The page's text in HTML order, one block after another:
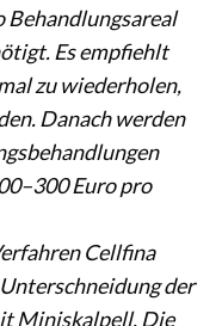
Behandlungsareal
Es empfiehlt
zu wiederholen,
Danach werden
Euro pro
Cellfina
der
Miniskalpell. Die